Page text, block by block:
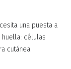
una puesta a
células
cutánea